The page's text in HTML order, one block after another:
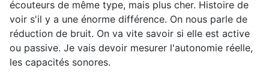
écouteurs de même type, mais plus cher. Histoire de
voir s'il y a une énorme différence. On nous parle de
réduction de bruit. On va vite savoir si elle est active
ou passive. Je vais devoir mesurer l'autonomie réelle,
les capacités sonores.